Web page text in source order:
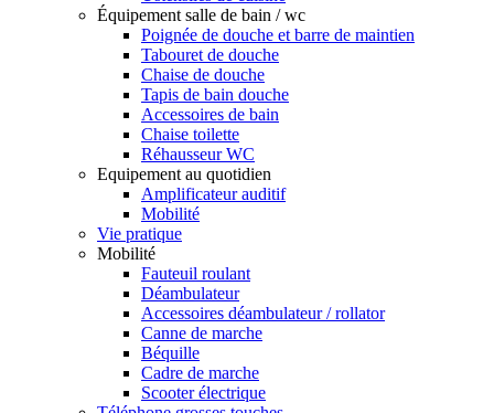
Équipement salle de bain / wc
Poignée de douche et barre de maintien
Tabouret de douche
Chaise de douche
Tapis de bain douche
Accessoires de bain
Chaise toilette
Réhausseur WC
Equipement au quotidien
Amplificateur auditif
Mobilité
Vie pratique
Mobilité
Fauteuil roulant
Déambulateur
Accessoires déambulateur / rollator
Canne de marche
Béquille
Cadre de marche
Scooter électrique